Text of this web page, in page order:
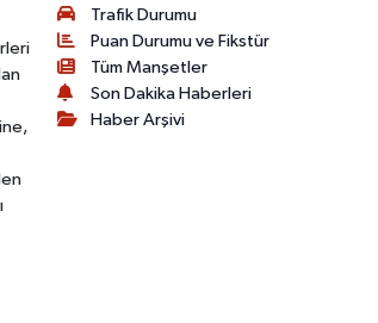
Trafik Durumu
Puan Durumu ve Fikstür
Tüm Manşetler
Son Dakika Haberleri
Haber Arşivi